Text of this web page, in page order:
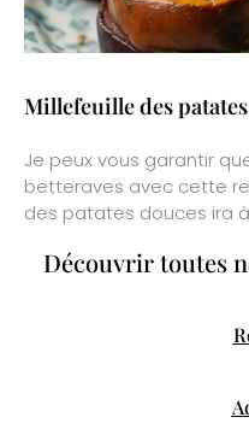
Millefeuille des
Je peux vous garantir
betteraves avec cette
des patates douces ira
Découvrir toutes